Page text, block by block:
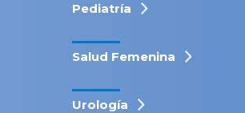
Pediatría
Salud Femenina
Urología